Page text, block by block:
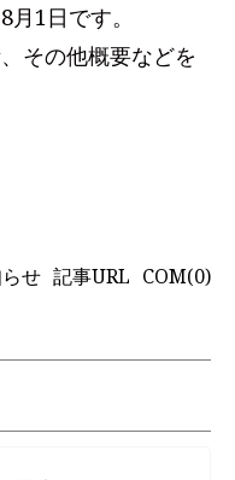
1日です。
その他概要などを
せ 記事URL COM(0)